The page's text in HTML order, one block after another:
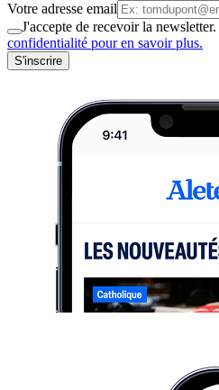
Votre adresse email
J'accepte de recevoir la
confidentialité pour en savoir plus.
S'inscrire